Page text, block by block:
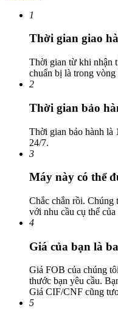
1
Thời gian giao
Thời gian từ khi nhận
chuẩn bị là trong vòng
2
Thời gian bảo
Thời gian bảo hành là
24/7.
3
Máy này có thể
Chắc chắn rồi. Chúng
với nhu cầu cụ thể của
4
Giá của bạn là
Giá FOB của chúng
thước bạn yêu cầu.
Giá CIF/CNF cũng
5